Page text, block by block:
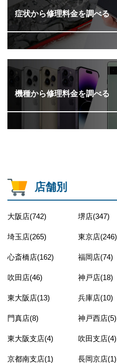
症状から修理料金を調べる
機種から修理料金を調べる
店舗別
大阪店(742) 堺店(347)
埼玉店(265) 東京店(246)
心斎橋店(162) 福岡店(74)
吹田店(46) 神戸店(18)
東大阪店(13) 兵庫店(10)
門真店(8) 神戸西店(5)
東大阪支店(4) 吹田支店(4)
京都南支店(1) 長岡京店(1)